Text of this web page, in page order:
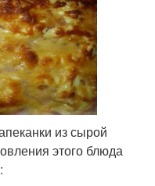
из сырой
этого блюда